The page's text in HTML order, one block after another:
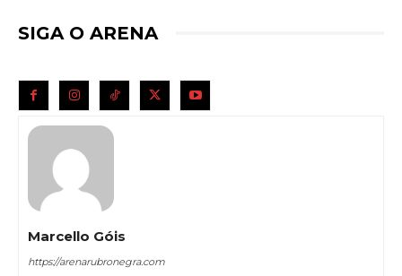
SIGA O ARENA
Marcello Góis
https://arenarubronegra.com